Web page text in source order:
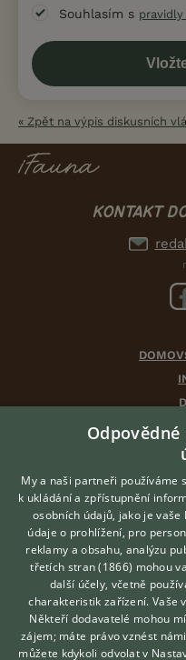
Souhlasím s
« Zpět na výpis diskusních
KONTAKT
VÝBĚR
Možnosti
My a naši partneři používáme
k ukládání a zpřístupnění
osobních údajů, jako je
údaje o prohlížení, pro
reklamy a obsahu, analýzu
třetích stran (1866) mohou
další účely, včetně
charakteristik zařízení. Vaše
Někteří dodavatelé mohou
zájem; máte právo vznést
můžete kdykoli odvolat v